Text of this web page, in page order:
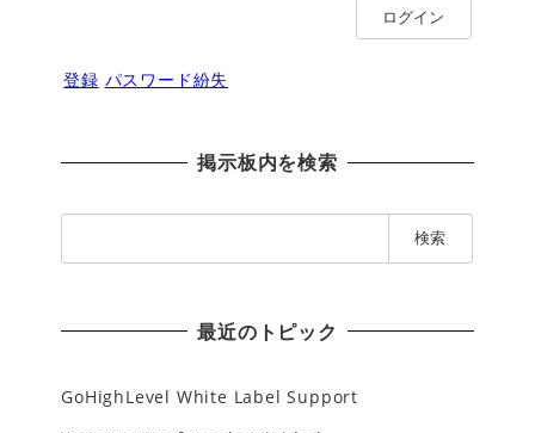
ログイン
登録 パスワード紛失
掲示板内を検索
索
最近のトピック
GoHighLevel White Label Support